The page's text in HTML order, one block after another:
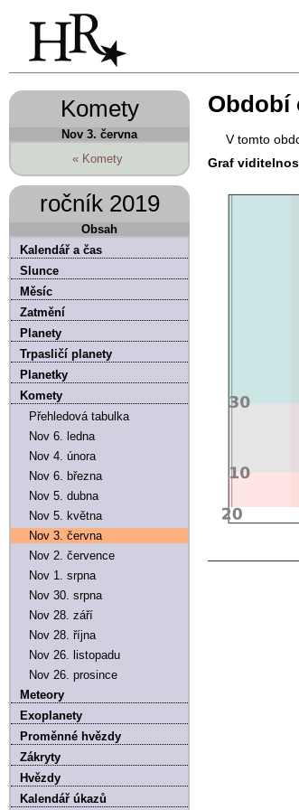
Komety
Nov 3. června
« Komety
ročník 2019
Obsah
Kalendář a čas
Slunce
Měsíc
Zatmění
Planety
Trpasličí planety
Planetky
Komety
Přehledová tabulka
Nov 6. ledna
Nov 4. února
Nov 6. března
Nov 5. dubna
Nov 5. května
Nov 3. června
Nov 2. července
Nov 1. srpna
Nov 30. srpna
Nov 28. září
Nov 28. října
Nov 26. listopadu
Nov 26. prosince
Meteory
Exoplanety
Proměnné hvězdy
Zákryty
Hvězdy
Kalendář úkazů
Období
V tomto
Graf